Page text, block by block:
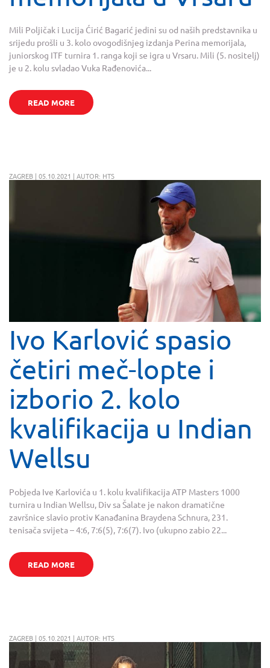
Mili Poljičak i Lucija Ćirić Bagarić jedini su od naših predstavnika u
srijedu prošli u 3. kolo ovogodišnjeg izdanja Perina memorijala,
juniorskog ITF turnira 1. ranga koji se igra u Vrsaru. Mili (5. nositelj)
je u 2. kolu svladao Vuka Rađenovića...
READ MORE
ZAGREB | 05.10.2021 | AUTOR: HTS
Ivo Karlović spasio
četiri meč-lopte i
izborio 2. kolo
kvalifikacija u Indian
Wellsu
Pobjeda Ive Karlovića u 1. kolu kvalifikacija ATP Masters 1000
turnira u Indian Wellsu, Div sa Šalate je nakon dramatične
završnice slavio protiv Kanađanina Braydena Schnura, 231.
tenisača svijeta – 4:6, 7:6(5), 7:6(7). Ivo (ukupno zabio 22...
READ MORE
ZAGREB | 05.10.2021 | AUTOR: HTS